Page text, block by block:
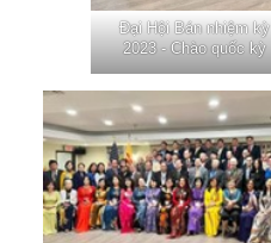
Đại Hội Bán nhiệm kỳ
2023 - Chào quốc kỳ